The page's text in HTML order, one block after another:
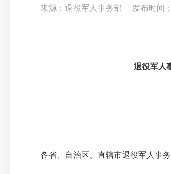
来源：退役军人事务部 发布时间
退役军人
各省、自治区、直辖市退役军人事